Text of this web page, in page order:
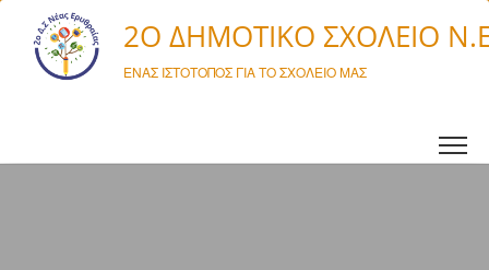
Μετάβαση σε περιεχόμενο
2O ΔΗΜΟΤΙΚΌ ΣΧΟΛΕΊΟ
ΈΝΑΣ ΙΣΤΌΤΟΠΟΣ ΓΙΑ ΤΟ ΣΧΟΛΕΊΟ ΜΑΣ